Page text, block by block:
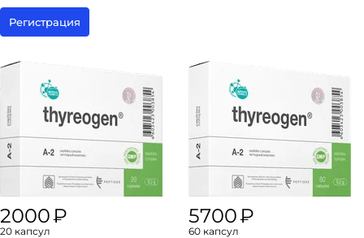
Регистрация
2000 ₽
20 капсул
5700 ₽
60 капсул